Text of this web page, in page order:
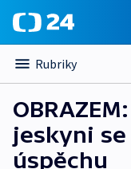
Rubriky
jeskyni
úspěchu